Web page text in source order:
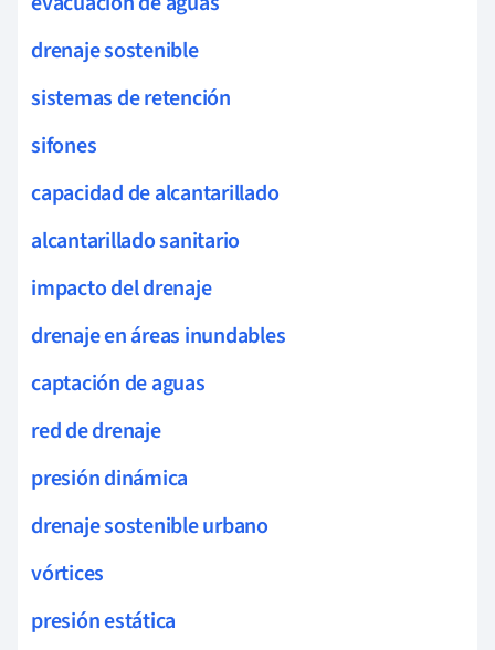
drenaje sostenible
sistemas de retención
sifones
capacidad de alcantarillado
alcantarillado sanitario
impacto del drenaje
drenaje en áreas inundables
captación de aguas
red de drenaje
presión dinámica
drenaje sostenible urbano
vórtices
presión estática